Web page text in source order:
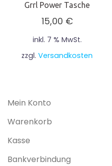
Grrl Power Tasche
15,00 €
inkl. 7 % MwSt.
zzgl.Versandkosten
Mein Konto
Warenkorb
Kasse
Bankverbindung